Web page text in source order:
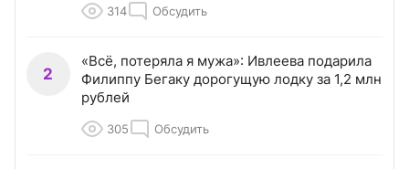
314 Обсудить
2
«Всё, потеряла я мужа»: Ивлеева подарила
Филиппу Бегаку дорогущую лодку за 1,2 млн
рублей
305 Обсудить